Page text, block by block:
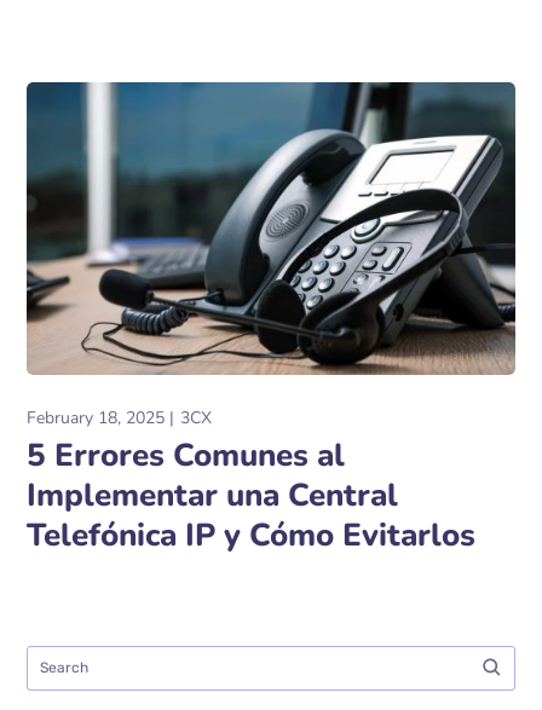
February 18, 2025 3CX
5 Errores Comunes al
Implementar una Central
Telefónica IP y Cómo Evitarlos